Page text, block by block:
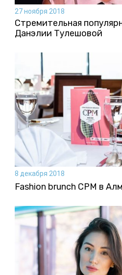
27 ноября 2018
Стремительная
Данэлии Тулешовой
8 декабря 2018
Fashion brunch CPM в